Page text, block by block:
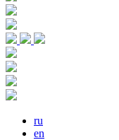
ru
en